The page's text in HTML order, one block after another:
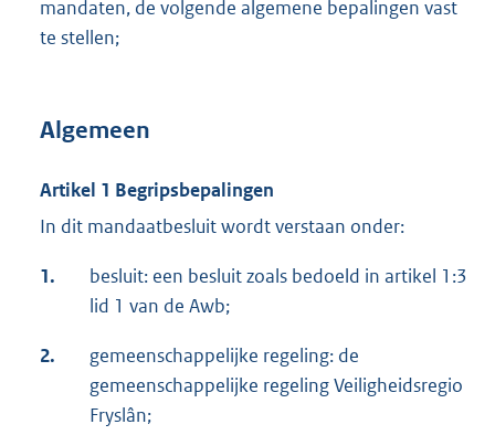
mandaten, de volgende algemene bepalingen vast
te stellen;
Algemeen
Artikel 1 Begripsbepalingen
In dit mandaatbesluit wordt verstaan onder:
1.
besluit: een besluit zoals bedoeld in artikel 1:3
lid 1 van de Awb;
2.
gemeenschappelijke regeling: de
gemeenschappelijke regeling Veiligheidsregio
Fryslân;